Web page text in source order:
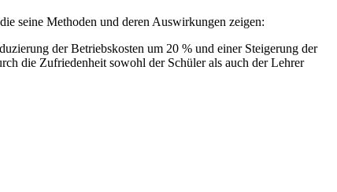
seine Methoden und deren Auswirkungen zeigen:
der Betriebskosten um 20 % und einer Steigerung der
die Zufriedenheit sowohl der Schüler als auch der Lehrer